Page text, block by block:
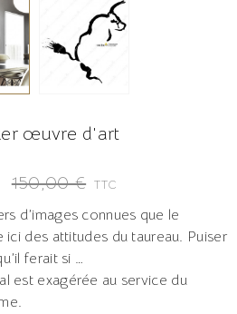
œuvre d'art
150,00 € TTC
d’images connues que le
ici des attitudes du taureau. Puiser
ferait si …
est exagérée au service du